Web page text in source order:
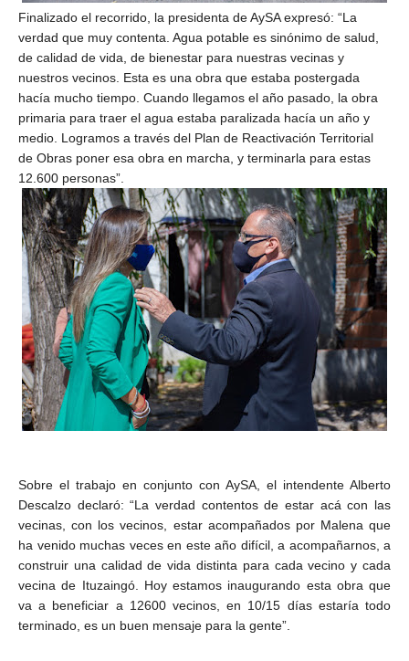
Finalizado el recorrido, la presidenta de AySA expresó: “La
verdad que muy contenta. Agua potable es sinónimo de salud,
de calidad de vida, de bienestar para nuestras vecinas y
nuestros vecinos. Esta es una obra que estaba postergada
hacía mucho tiempo. Cuando llegamos el año pasado, la obra
primaria para traer el agua estaba paralizada hacía un año y
medio. Logramos a través del Plan de Reactivación Territorial
de Obras poner esa obra en marcha, y terminarla para estas
12.600 personas”.
Sobre el trabajo en conjunto con AySA, el intendente Alberto
Descalzo declaró: “La verdad contentos de estar acá con las
vecinas, con los vecinos, estar acompañados por Malena que
ha venido muchas veces en este año difícil, a acompañarnos, a
construir una calidad de vida distinta para cada vecino y cada
vecina de Ituzaingó. Hoy estamos inaugurando esta obra que
va a beneficiar a 12600 vecinos, en 10/15 días estaría todo
terminado, es un buen mensaje para la gente”.